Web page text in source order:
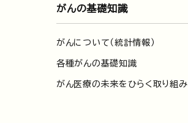
がんの基礎知識
がんについて（統計情報）
各種がんの基礎知識
がん医療の未来をひらく取り組み